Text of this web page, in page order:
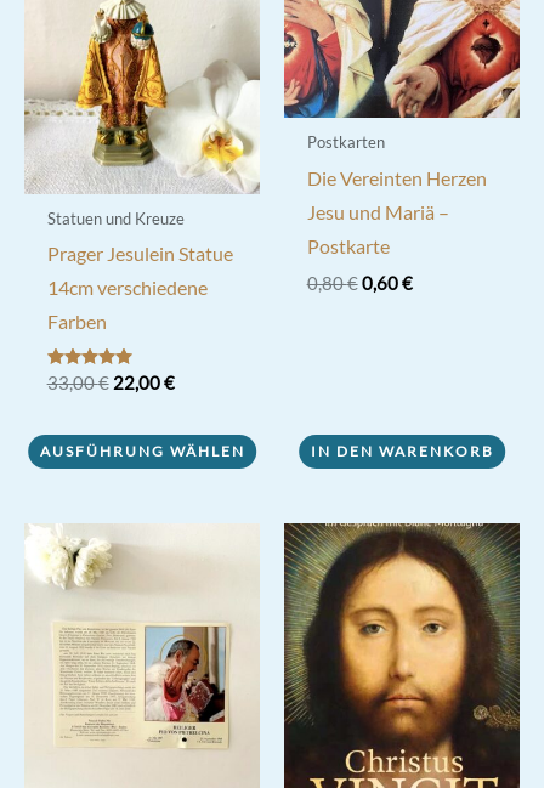
Statuen und Kreuze
Prager Jesulein Statue
14cm verschiedene
Farben
Bewertet mit
5.00
33,00€ Ursprünglicher
33,00 €
22,00€Aktueller
22,00 €.
AUSFÜHRUNG WÄHLEN
Produkt
mehrere
Varianten
auf.
Die
Optionen
können
auf
Postkarten
Die Vereinten Herzen
Jesu und Mariä –
Postkarte
0,80€ Ursprünglicher
0,60€Aktueller
IN DEN WARENKORB